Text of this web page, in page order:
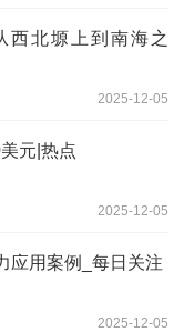
西北塬上到南海之
2025-12-05
元|热点
2025-12-05
应用案例_每日关注
2025-12-05